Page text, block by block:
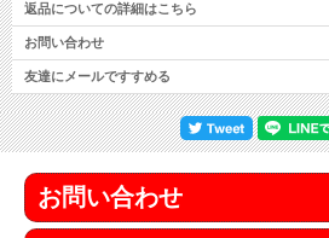
返品についての詳細はこちら
お問い合わせ
友達にメールですすめる
お問い合わせ